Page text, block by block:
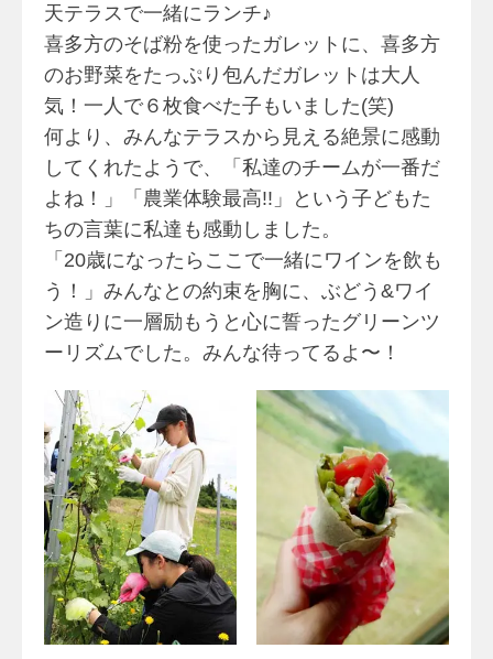
天テラスで一緒にランチ♪
喜多方のそば粉を使ったガレットに、喜多方
のお野菜をたっぷり包んだガレットは大人
気！一人で６枚食べた子もいました(笑)
何より、みんなテラスから見える絶景に感動
してくれたようで、「私達のチームが一番だ
よね！」「農業体験最高!!」という子どもた
ちの言葉に私達も感動しました。
「20歳になったらここで一緒にワインを飲も
う！」みんなとの約束を胸に、ぶどう&ワイ
ン造りに一層励もうと心に誓ったグリーンツ
ーリズムでした。みんな待ってるよ〜！